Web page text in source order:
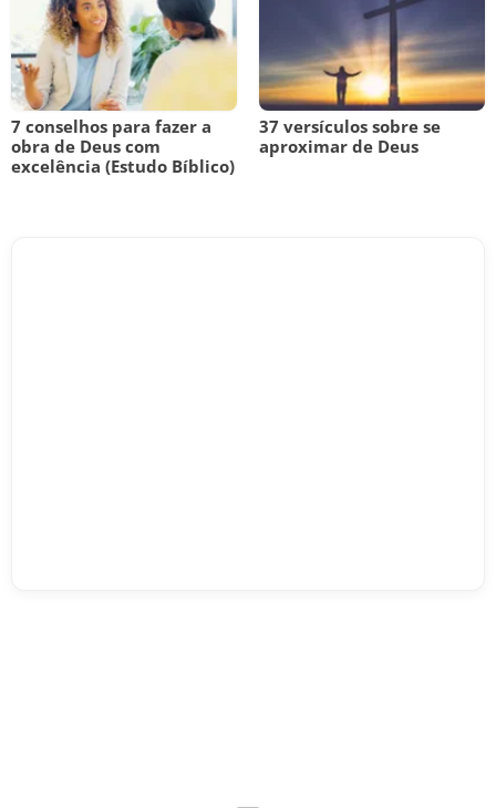
7 conselhos para fazer a
obra de Deus com
excelência (Estudo Bíblico)
37 versículos sobre se
aproximar de Deus